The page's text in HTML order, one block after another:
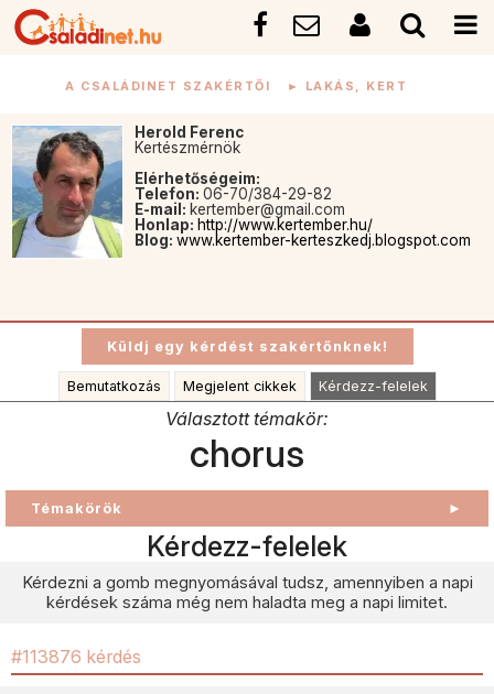
A CSALÁDINET SZAKÉRTŐI ► LAKÁS, KERT
Herold Ferenc
Kertészmérnök
Elérhetőségeim:
Telefon: 06-70/384-29-82
E-mail: kertember@gmail.com
Honlap: http://www.kertember.hu/
Blog: www.kertember-kerteszkedj.blogspot.com
Bemutatkozás Megjelent cikkek Kérdezz-felelek
Választott témakör:
chorus
Témakörök ►
Kérdezz-felelek
Kérdezni a gomb megnyomásával tudsz, amennyiben a napi
kérdések száma még nem haladta meg a napi limitet.
#113876 kérdés